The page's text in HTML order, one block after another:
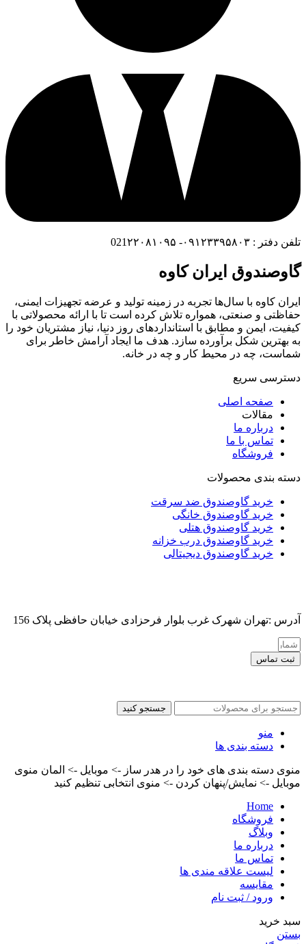
تلفن دفتر : ۰۹۱۲۳۳۹۵۸۰۳- 021۲۲۰۸۱۰۹۵
گاوصندوق ایران کاوه
ایران کاوه با سال‌ها تجربه در زمینه تولید و عرضه تجهیزات ایمنی،
حفاظتی و صنعتی، همواره تلاش کرده است تا با ارائه محصولاتی با
کیفیت، ایمن و مطابق با استانداردهای روز دنیا، نیاز مشتریان خود را
به بهترین شکل برآورده سازد. هدف ما ایجاد آرامش خاطر برای
شماست، چه در محیط کار و چه در خانه.
دسترسی سریع
صفحه اصلی
مقالات
درباره ما
تماس با ما
فروشگاه
دسته بندی محصولات
خرید گاوصندوق ضد سرقت
خرید گاوصندوق خانگی
خرید گاوصندوق هتلی
خرید گاوصندوق درب خزانه
خرید گاوصندوق دیجیتالی
آدرس :تهران شهرک غرب بلوار فرحزادی خیابان حافظی پلاک 156
ثبت تماس
جستجو کنید
منو
دسته بندی ها
منوی دسته بندی های خود را در هدر ساز -> موبایل -> المان منوی
موبایل -> نمایش/پنهان کردن -> منوی انتخابی تنظیم کنید
Home
فروشگاه
وبلاگ
درباره ما
تماس ما
لیست علاقه مندی ها
مقایسه
ورود / ثبت نام
سبد خرید
بستن